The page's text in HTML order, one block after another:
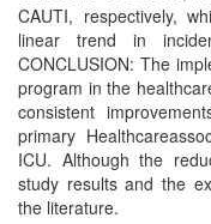
CAUTI, respectively,
linear trend in
CONCLUSION: The
program in the
consistent
primary
ICU. Although the
study results and the
the literature.